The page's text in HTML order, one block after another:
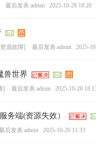
最后发表:admin 2025-10-28 18:20
资源故障] 最后发表:admin 2025-
兽世界
] 最后发表:admin 2025-10-28
务端(资源失效）
后发表:admin 2025-10-26 11:33